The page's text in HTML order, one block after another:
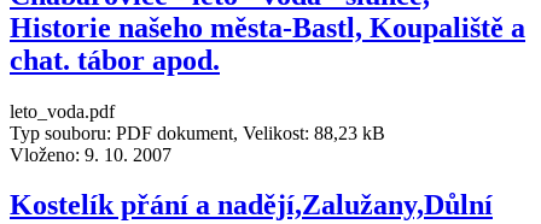
Historie našeho města-Bastl, Koupaliště a
chat. tábor apod.
leto_voda.pdf
Typ souboru: PDF dokument, Velikost: 88,23 kB
Vloženo: 9. 10. 2007
Kostelík přání a nadějí,Zalužany,Důlní